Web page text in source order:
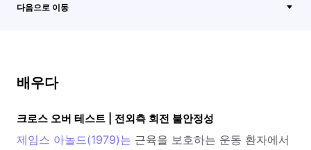
다음으로 이동
배우다
크로스 오버 테스트 | 전외측 회전 불안정성
제임스 아놀드(1979)는 근육을 보호하는 운동 환자에서